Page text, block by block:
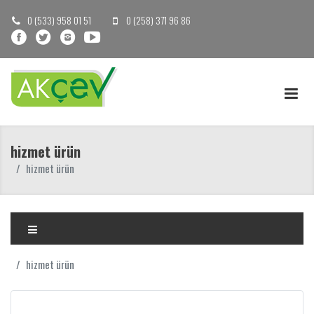
0 (533) 958 01 51 0 (258) 371 96 86
hizmet ürün
hizmet ürün
hizmet ürün